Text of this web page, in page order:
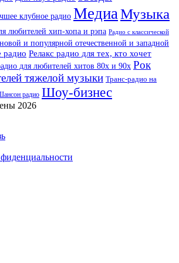
клубное радио МедиаМузыка
любителей хип-хопа и рэпа Радио с классической
и популярной отечественной и западной
радио Релакс радио для тех, кто хочет
для любителей хитов 80х и 90х Рок
тяжелой музыки Транс-радио на
радио Шоу-бизнес
2026